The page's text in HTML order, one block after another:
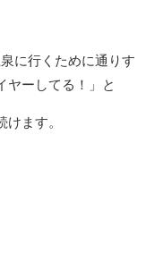
に行くために通りす
ヤーしてる！」と
ます。